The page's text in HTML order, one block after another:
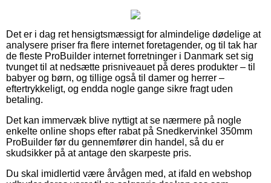
Det er i dag ret hensigtsmæssigt for almindelige dødelige at
analysere priser fra flere internet foretagender, og til tak har
de fleste ProBuilder internet forretninger i Danmark set sig
tvunget til at nedsætte prisniveauet på deres produkter – til
babyer og børn, og tillige også til damer og herrer –
eftertrykkeligt, og endda nogle gange sikre fragt uden
betaling.
Det kan immervæk blive nyttigt at se nærmere på nogle
enkelte online shops efter rabat på Snedkervinkel 350mm
ProBuilder før du gennemfører din handel, så du er
skudsikker på at antage den skarpeste pris.
Du skal imidlertid være årvågen med, at ifald en webshop